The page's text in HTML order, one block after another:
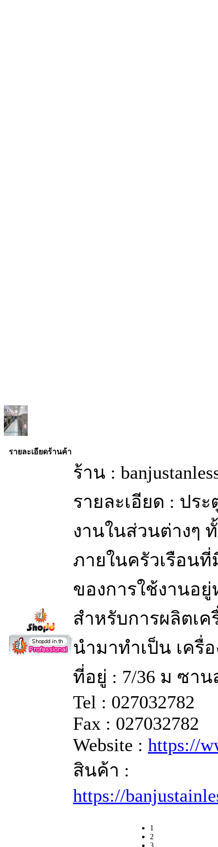
รายละเอียดร้านค้า
ร้าน :
รายละเอียด : ปร
งานในส่วนต่างๆ
ภายในครัวเรือน
ของการใช้งานอยู่
สำหรับการผลิตเค
นำมาทำเป็น เครื่
ที่อยู่ : 7/36 ม ซา
Tel : 027032782
Fax : 027032782
Website : https://
สินค้า :
https://
1
2
3